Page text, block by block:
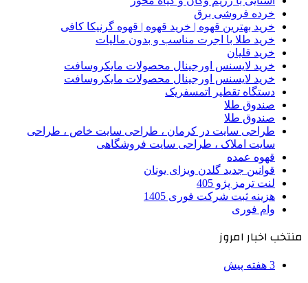
خرده فروشی برق
خرید بهترین قهوه | خرید قهوه | قهوه گرنیکا کافی
خرید طلا با اجرت مناسب و بدون مالیات
خرید قلیان
خرید لایسنس اورجینال محصولات مایکروسافت
خرید لایسنس اورجینال محصولات مایکروسافت
دستگاه تقطیر اتمسفریک
صندوق طلا
صندوق طلا
طراحی سایت در کرمان ، طراحی سایت خاص ، طراحی
سایت املاک ، طراحی سایت فروشگاهی
قهوه عمده
قوانین جدید گلدن ویزای یونان
لنت ترمز پژو 405
هزینه ثبت شرکت فوری 1405
وام فوری
منتخب اخبار امروز
3 هفته پیش